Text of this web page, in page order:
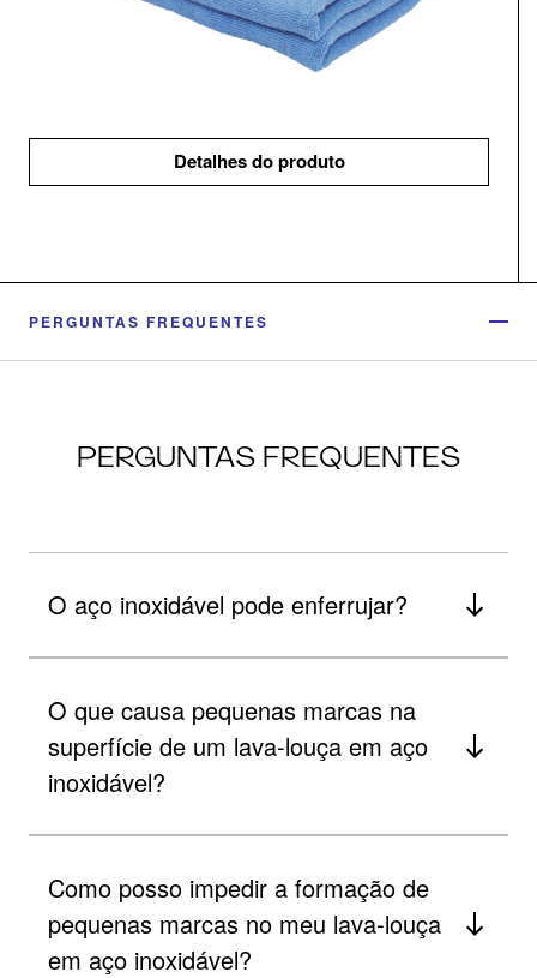
Detalhes do produto
PERGUNTAS FREQUENTES
PERGUNTAS FREQUENTES
O aço inoxidável pode enferrujar?
O que causa pequenas marcas na
superfície de um lava-louça em aço
inoxidável?
Como posso impedir a formação de
pequenas marcas no meu lava-louça
em aço inoxidável?